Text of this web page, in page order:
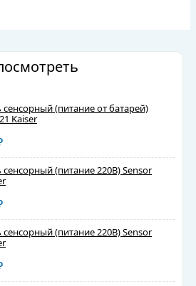
(питание от батарей)
Kaiser
(питание 220В) Sensor
(питание 220В) Sensor